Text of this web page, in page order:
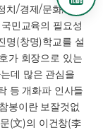
치/경제/문화/군사
민교육의 필요성
명(창명)학교를 설
가 회장으로 있는
데 많은 관심을
등 개화파 인사들
봉이란 보잘것없
(文)의 이건창(李